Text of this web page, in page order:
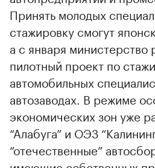
Принять молодых
стажировку смогут
а с января министерство
пилотный проект по
автомобильных
автозаводах. В режиме
экономических зон уже
“Алабуга” и ОЭЗ
“отечественные”